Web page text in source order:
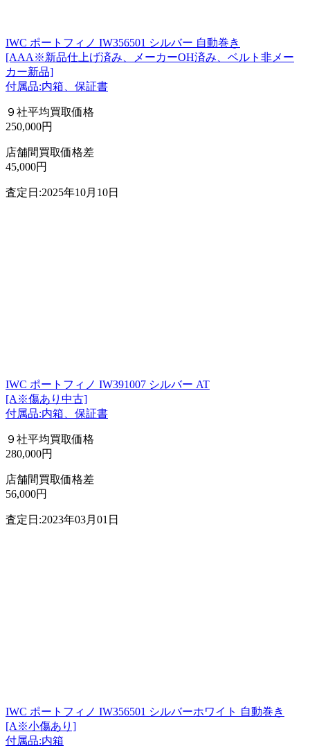
IWC ポートフィノ IW356501 シルバー 自動巻き
[AAA※新品仕上げ済み、メーカーOH済み、ベルト非メー
カー新品]
付属品:内箱、保証書
９社平均買取価格
250,000円
店舗間買取価格差
45,000円
査定日:2025年10月10日
IWC ポートフィノ IW391007 シルバー AT
[A※傷あり中古]
付属品:内箱、保証書
９社平均買取価格
280,000円
店舗間買取価格差
56,000円
査定日:2023年03月01日
IWC ポートフィノ IW356501 シルバーホワイト 自動巻き
[A※小傷あり]
付属品:内箱